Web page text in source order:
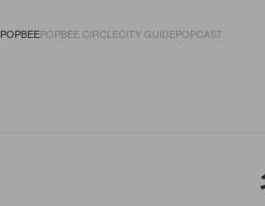
POPBEEPOPBEE CIRCLECITY GUIDEPOPCAST